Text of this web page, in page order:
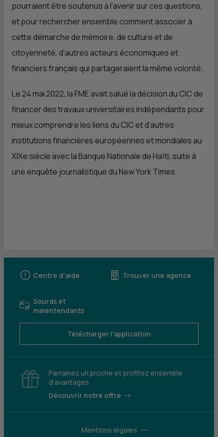
pourraient être soutenus à l’avenir sur ces questions,
et pour rechercher ensemble comment associer à
cette démarche de mémoire, de culture et de
citoyenneté, d’autres acteurs économiques et
financiers français qui partageraient la même volonté.
Le 24 mai 2022, la FME avait salué la décision du CIC de
financer des travaux universitaires indépendants pour
mieux comprendre les liens du CIC et d’autres
institutions financières européennes et mondiales au
XIXe siècle avec la Banque Nationale de Haïti, suite à
une enquête journalistique du New York Times.
Centre d'aide Trouver une agence
Sourds et
malentendants
Télécharger l'application
Parrainez un proche et profitez ensemble
d’avantages
Découvrir notre offre
Mentions légales